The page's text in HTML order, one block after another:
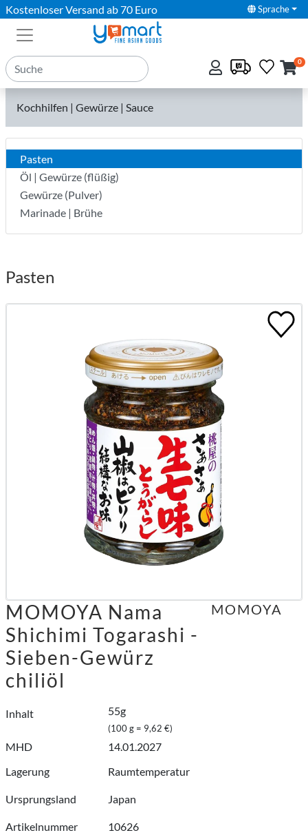
Kostenloser Versand ab 70 Euro Sprache
0
Kochhilfen | Gewürze | Sauce
Pasten
Öl | Gewürze (flüßig)
Gewürze (Pulver)
Marinade | Brühe
Pasten
MOMOYA Nama
Shichimi Togarashi -
Sieben-Gewürz
chiliöl
Inhalt 55g
(100 g = 9,62 €)
MHD
14.01.2027
Lagerung
Raumtemperatur
Ursprungsland Japan
Artikelnummer 10626
MOMOYA